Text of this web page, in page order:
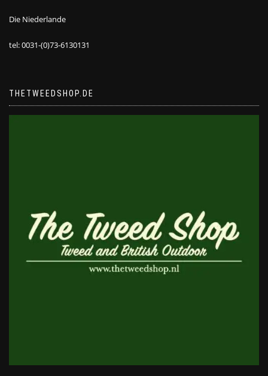
Die Niederlande
tel: 0031-(0)73-6130131
THETWEEDSHOP.DE